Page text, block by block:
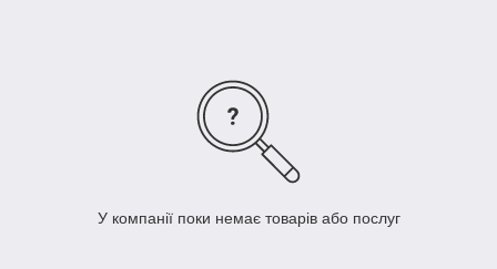
У компанії поки немає товарів або послуг